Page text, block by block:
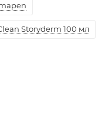
Storyderm 100 мл